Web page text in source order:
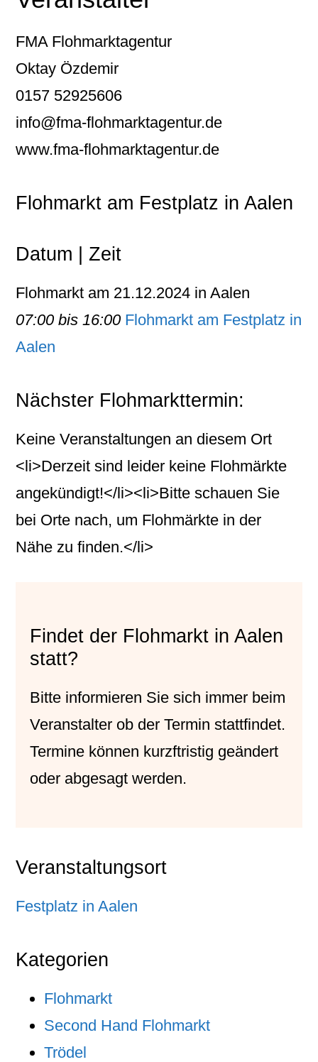
FMA Flohmarktagentur
Oktay Özdemir
0157 52925606
info@fma-flohmarktagentur.de
www.fma-flohmarktagentur.de
Flohmarkt am Festplatz in Aalen
Datum | Zeit
Flohmarkt am 21.12.2024 in Aalen
07:00 bis 16:00 Flohmarkt am Festplatz in
Aalen
Nächster Flohmarkttermin:
Keine Veranstaltungen an diesem Ort
<li>Derzeit sind leider keine Flohmärkte
angekündigt!</li><li>Bitte schauen Sie
bei Orte nach, um Flohmärkte in der
Nähe zu finden.</li>
Findet der Flohmarkt in Aalen
statt?
Bitte informieren Sie sich immer beim
Veranstalter ob der Termin stattfindet.
Termine können kurzftristig geändert
oder abgesagt werden.
Veranstaltungsort
Festplatz in Aalen
Kategorien
Flohmarkt
Second Hand Flohmarkt
Trödel